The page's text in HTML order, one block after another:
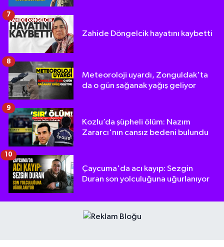
Zahide Döngelcik hayatını kaybetti
7
Meteoroloji uyardı, Zonguldak'ta
da o gün sağanak yağış geliyor
8
Kozlu’da şüpheli ölüm: Nazım
Zararcı'nın cansız bedeni bulundu
9
Çaycuma'da acı kayıp: Sezgin
Duran son yolculuğuna uğurlanıyor
10